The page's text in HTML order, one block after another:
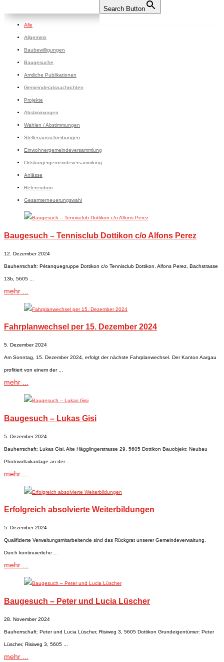
Search Button
Alle
Allgemein
Baubewilligungen
Baugesuche
Amtliche Publikationen
Gemeinderatsnachrichten
Projekte
Abstimmungen
Wahlen / Abstimmungen
Stellenausschreibungen
Einwohnergemeindeversammlung
Ortsbürgergemeindeversammlung
Anlässe
Referendum
Gesamterneuerungswahl
Baugesuch – Tennisclub Dottikon c/o Alfons Perez
12. Dezember 2024
Bauherrschaft: Pétanquegruppe Dottikon c/o Tennisclub Dottikon, Alfons Perez, Bachstrasse
13b, 5605 ...
mehr ...
Fahrplanwechsel per 15. Dezember 2024
5. Dezember 2024
Am Sonntag, 15. Dezember 2024, erfolgt der nächste Fahrplanwechsel. Der Kanton Aargau
profitiert von einem der ...
mehr ...
Baugesuch – Lukas Gisi
5. Dezember 2024
Bauherrschaft: Lukas Gisi, Alte Hägglingerstrasse 29, 5605 Dottikon Bauobjekt: Neubau
Photovoltaikanlage an der ...
mehr ...
Erfolgreich absolvierte Weiterbildungen
5. Dezember 2024
Qualifizierte Verwaltungsmitarbeitende sind das Rückgrat unserer Gemeindeverwaltung.
Durch kontinuierliche ...
mehr ...
Baugesuch – Peter und Lucia Lüscher
28. November 2024
Bauherrschaft: Peter und Lucia Lüscher, Risiweg 3, 5605 Dottikon Grundeigentümer: Peter
Lüscher, Risiweg 3, 5605 ...
mehr ...